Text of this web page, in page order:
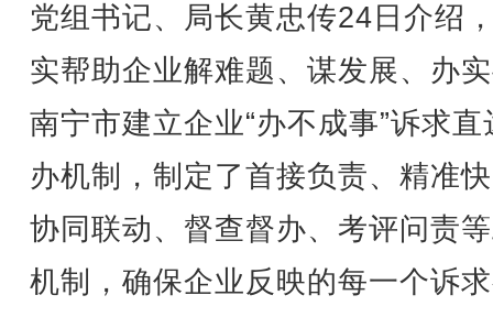
党组书记、局长黄忠传24日介绍
实帮助企业解难题、谋发展、办
南宁市建立企业“办不成事”诉求直
办机制，制定了首接负责、精准
协同联动、督查督办、考评问责
机制，确保企业反映的每一个诉